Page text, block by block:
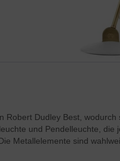
Robert Dudley Best, wodurch
und Pendelleuchte, die
Metallelemente sind